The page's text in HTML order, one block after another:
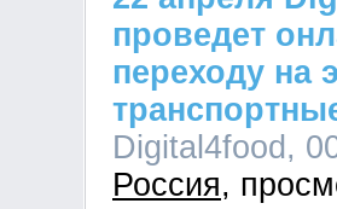
проведет
переходу на
Digital4food,
Россия